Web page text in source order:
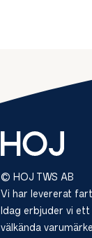
© HOJ TWS AB
Vi har levererat
Idag erbjuder vi
välkända